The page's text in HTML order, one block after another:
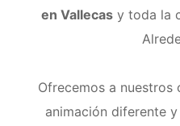
en Vallecas y toda la
Ofrecemos a nuestros
animación diferente